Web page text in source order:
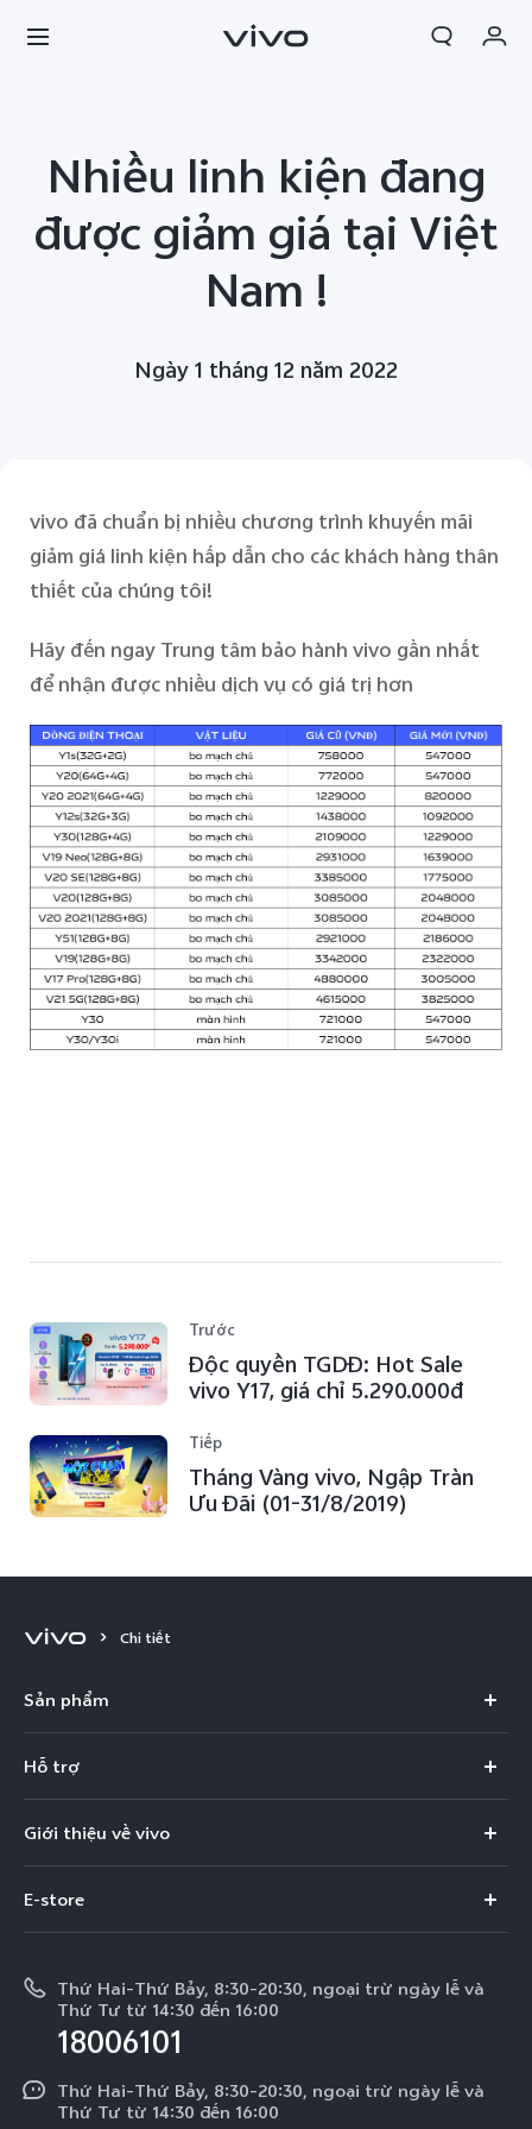
Việt Nam | Chọn quốc gia/khu vực
Đặt hàng
Tài khoản của tôi
Nhiều linh kiện đang
được giảm giá tại Việt
Nam !
Ngày 1 tháng 12 năm 2022
vivo đã chuẩn bị nhiều chương trình khuyến mãi
giảm giá linh kiện hấp dẫn cho các khách hàng thân
thiết của chúng tôi!
Hãy đến ngay Trung tâm bảo hành vivo gần nhất
để nhận được nhiều dịch vụ có giá trị hơn
Trước
Độc quyền TGDĐ: Hot Sale
vivo Y17, giá chỉ 5.290.000đ
Tiếp
Tháng Vàng vivo, Ngập Tràn
Ưu Đãi (01-31/8/2019)
Chi tiết
Sản phẩm
X300
V60
V60 Lite 5G
V50 Lite 5G
V50 Lite
Y39 5G
Y29
Hỗ trợ
Trung tâm dịch vụ
Funtouch OS
Tra cứu giá linh kiện
Xác thực bằng IMEI
Dịch vụ cuộc hẹn
Giới thiệu về vivo
Tin tức
Thông báo pháp lý
Về chúng tôi
Trung tâm Quyền riêng tư của vivo
Tính Bền Vững
E-store
Thứ Hai-Thứ Bảy, 8:30-20:30, ngoại trừ ngày lễ và
Thứ Tư từ 14:30 đến 16:00
18006101
Thứ Hai-Thứ Bảy, 8:30-20:30, ngoại trừ ngày lễ và
Thứ Tư từ 14:30 đến 16:00